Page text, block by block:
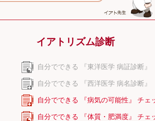
イアトリズム診断
自分でできる 『東洋医学 病証診断』
自分でできる 『西洋医学 病名診断』
自分でできる 『病気の可能性』 チェ
自分でできる 『体質・肥満度』 チェ